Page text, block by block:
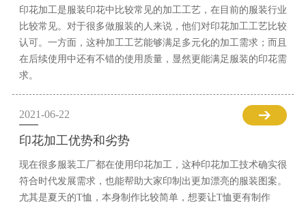
印花加工是服装印花中比较常见的加工工艺，在目前的服装行业
比较常见。对于很多做服装的人来说，他们对印花加工工艺比较
认可。一方面，这种加工工艺能够满足多元化的加工需求；而且
在后续使用中还有不错的使用质量，显然更能满足服装的印花需
求。
2021-06-22
印花加工优势和劣势
现在很多服装工厂都在使用印花加工，这种印花加工技术确实很
符合时代发展需求，也能帮助大家印制出更加漂亮的服装图案。
尤其是夏天的T恤，本身制作比较简单，想要让T恤更有制作